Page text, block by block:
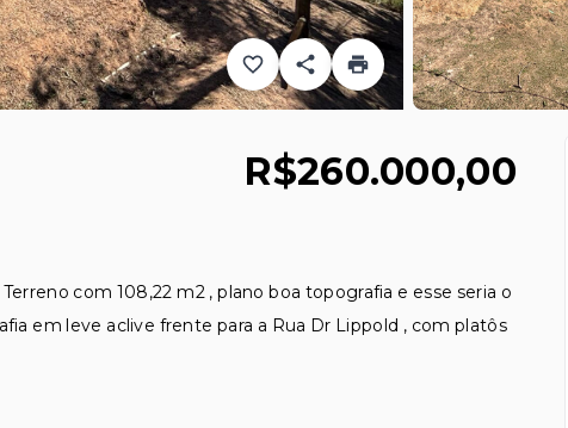
R$260.000,00
com 108,22 m2 , plano boa topografia e esse seria o
em leve aclive frente para a Rua Dr Lippold , com platôs